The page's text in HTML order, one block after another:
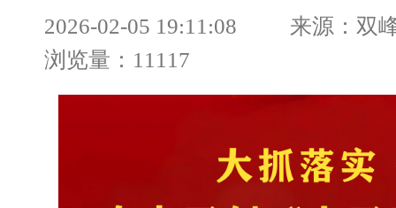
2026-02-05 19:11:08 来源：双
浏览量：11117